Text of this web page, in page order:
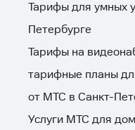
Тарифы для умных
Петербурге
Тарифы на
тарифные планы
от МТС в Санкт-
Услуги МТС для